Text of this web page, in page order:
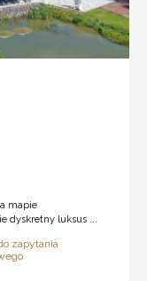
mapie
dyskretny luksus ...